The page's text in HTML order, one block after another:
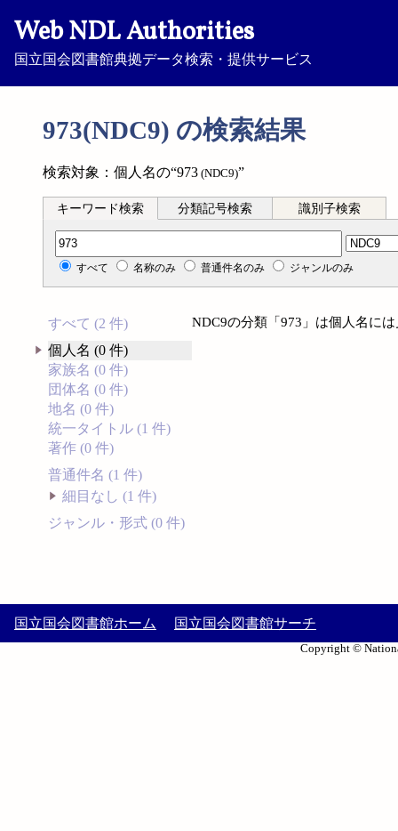
Web NDL Authorities
国立国会図書館典拠データ検索・提供サービス
973(NDC9) の検索結果
検索対象：個人名の“973 (NDC9)”
キーワード検索 分類記号検索 識別子検索
分類記号検索
すべて 名称のみ 普通件名のみ ジャンルのみ
すべて (2 件)
個人名 (0 件)
家族名 (0 件)
団体名 (0 件)
地名 (0 件)
統一タイトル (1 件)
著作 (0 件)
普通件名 (1 件)
細目なし (1 件)
ジャンル・形式 (0 件)
NDC9の分類「973」は個人名に
国立国会図書館ホーム 国立国会図書館サーチ
Copyright ©